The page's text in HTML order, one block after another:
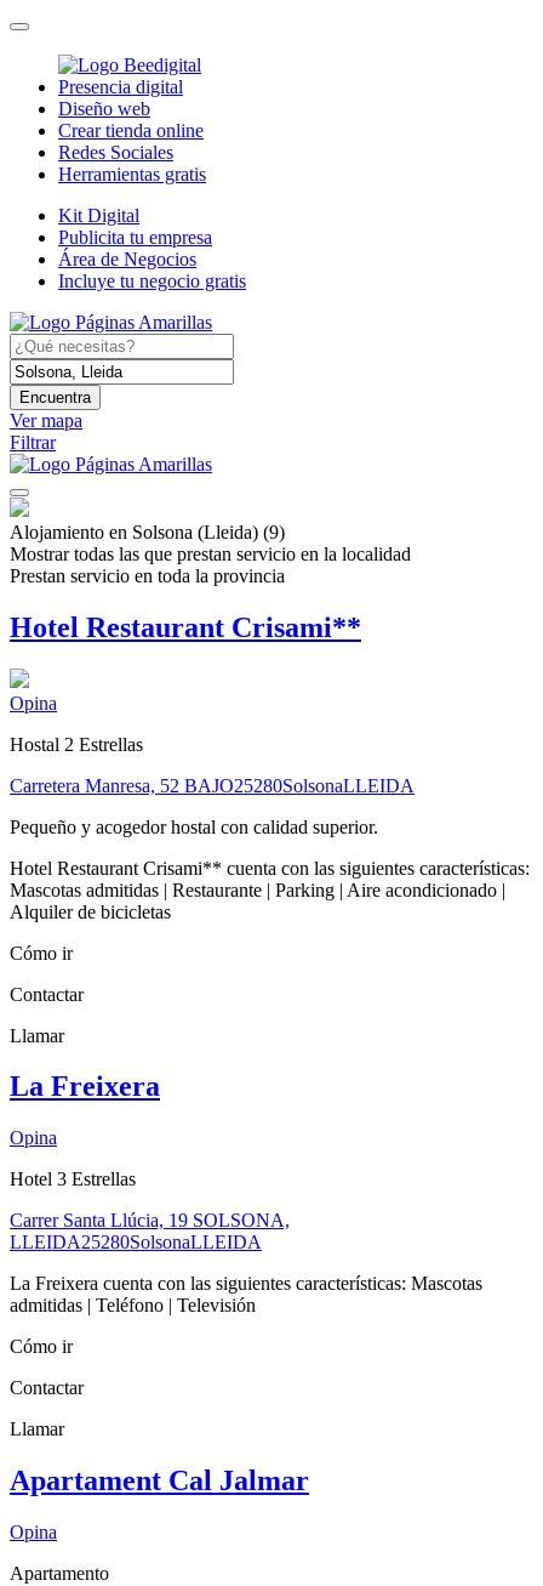
Presencia digital
Diseño web
Crear tienda online
Redes Sociales
Herramientas gratis
Kit Digital
Publicita tu empresa
Área de Negocios
Incluye tu negocio gratis
Encuentra
Ver mapa
Filtrar
Alojamiento en Solsona (Lleida) (9)
Mostrar todas las que prestan servicio en la localidad
Prestan servicio en toda la provincia
Hotel Restaurant Crisami**
Opina
Hostal 2 Estrellas
Carretera Manresa, 52 BAJO25280SolsonaLLEIDA
Pequeño y acogedor hostal con calidad superior.
Hotel Restaurant Crisami** cuenta con las siguientes características:
Mascotas admitidas | Restaurante | Parking | Aire acondicionado |
Alquiler de bicicletas
Cómo ir
Contactar
Llamar
La Freixera
Opina
Hotel 3 Estrellas
Carrer Santa Llúcia, 19 SOLSONA,
LLEIDA25280SolsonaLLEIDA
La Freixera cuenta con las siguientes características: Mascotas
admitidas | Teléfono | Televisión
Cómo ir
Contactar
Llamar
Apartament Cal Jalmar
Opina
Apartamento